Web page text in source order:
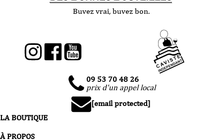
Buvez vrai, buvez bon.
09 53 70 48 26
prix d'un appel local
[email protected]
LA BOUTIQUE
À PROPOS